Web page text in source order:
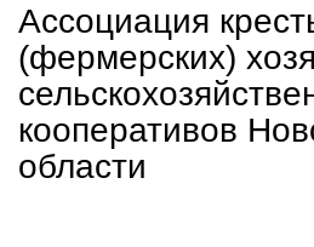
Ассоциация
(фермерских)
кооперативов
области